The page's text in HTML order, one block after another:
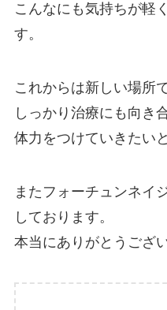
こんなにも気持ちが軽
す。
これからは新しい場所で
しっかり治療にも向き合
体力をつけていきたい
またフォーチュンネイ
しております。
本当にありがとうござ